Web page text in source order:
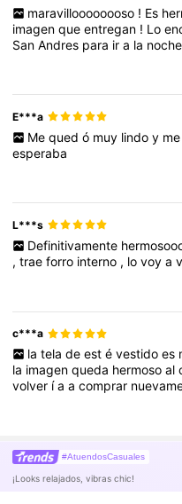
maravilloooooooso ! Es
imagenqueentregan ! Lo
SanAndres para ira la noche
ningúnproblema.Compra
E***a
Me qued ó muy lindo y me
esperaba
L***s
Definitivamente
,traeforro interno , lovoya
c***a
la tela de est é vestido es
la imagenqueda hermosoal
volver íaacomprar
#AtuendosCasuales
¡Looks relajados, vibras chic!